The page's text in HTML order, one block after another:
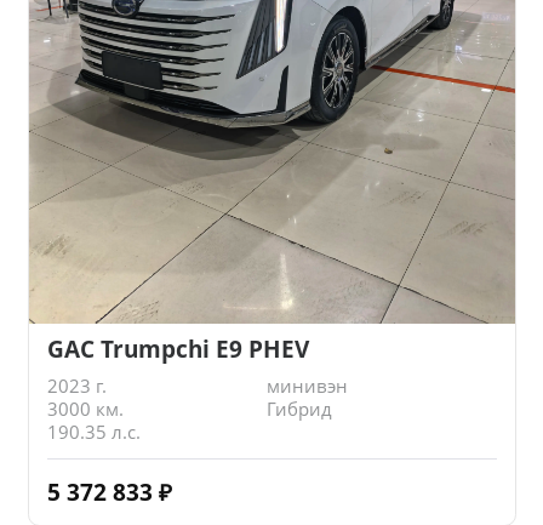
GAC Trumpchi E9 PHEV
2023 г.
минивэн
3000 км.
Гибрид
190.35 л.с.
5 372 833 ₽